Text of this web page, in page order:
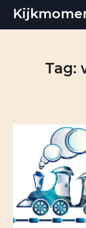
Skip
Tag: